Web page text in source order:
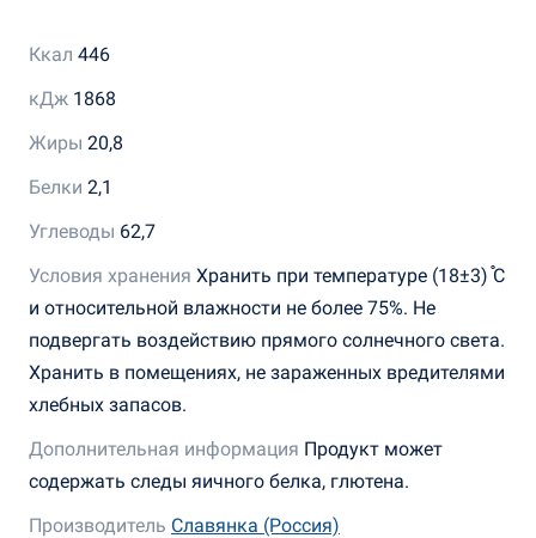
Ккал 446
кДж 1868
Жиры 20,8
Белки 2,1
Углеводы 62,7
Условия хранения Хранить при температуре (18±3) ֯С
и относительной влажности не более 75%. Не
подвергать воздействию прямого солнечного света.
Хранить в помещениях, не зараженных вредителями
хлебных запасов.
Дополнительная информация Продукт может
содержать следы яичного белка, глютена.
Производитель Славянка (Россия)